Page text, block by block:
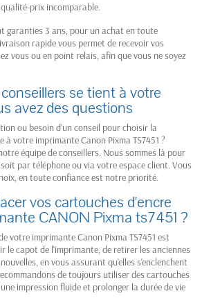
prix incomparable.
garanties 3 ans, pour un achat en toute
rapide vous permet de recevoir vos
vous ou en point relais, afin que vous ne soyez
se tient à votre
avez des questions
ou besoin d’un conseil pour choisir la
votre imprimante Canon Pixma TS7451 ?
équipe de conseillers. Nous sommes là pour
par téléphone ou via votre espace client. Vous
en toute confiance est notre priorité.
vos cartouches d'encre
CANON Pixma ts7451 ?
votre imprimante Canon Pixma TS7451 est
le capot de l'imprimante, de retirer les anciennes
en vous assurant qu'elles s'enclenchent
de toujours utiliser des cartouches
impression fluide et prolonger la durée de vie